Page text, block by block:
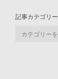
記事カテゴリー